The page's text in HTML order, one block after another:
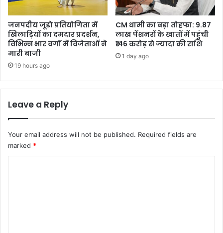
जनपदीय जूडो प्रतियोगिता में
खिलाड़ियों का दमदार प्रदर्शन,
विभिन्न भार वर्गों में विजेताओं ने
मारी बाजी
19 hours ago
CM धामी का बड़ा तोहफा: 9.87
लाख पेंशनरों के खातों में पहुंची
₹146 करोड़ से ज्यादा की राशि
1 day ago
Leave a Reply
Your email address will not be published. Required fields are
marked *